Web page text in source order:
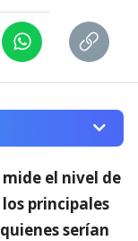
el nivel de
principales
serían